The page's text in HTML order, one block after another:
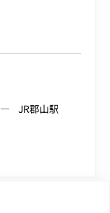
JR郡山駅